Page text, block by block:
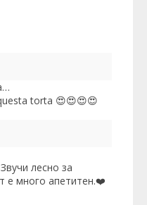
torta 😍😍😍😍
лесно за
е много апетитен.❤️